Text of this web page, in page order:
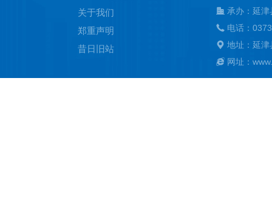
关于我们
郑重声明
昔日旧站
承办：延
电话：
地址：延
网址：